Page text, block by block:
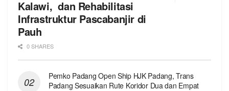
Kalawi, dan Rehabilitasi
Infrastruktur Pascabanjir di
Pauh
0 SHARES
Pemko Padang Open Ship HJK Padang, Trans
Padang Sesuaikan Rute Koridor Dua dan Empat